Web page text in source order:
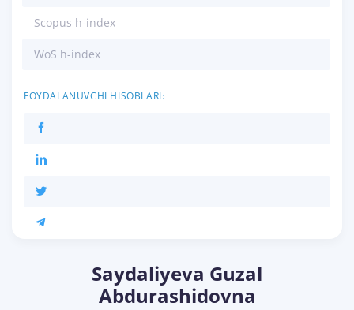
Scopus h-index
WoS h-index
FOYDALANUVCHI HISOBLARI:
Saydaliyeva Guzal
Abdurashidovna